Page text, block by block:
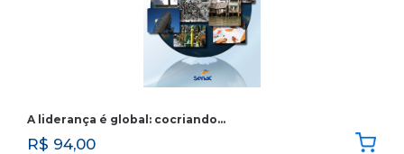
A liderança é global: cocriando…
R$ 94,00